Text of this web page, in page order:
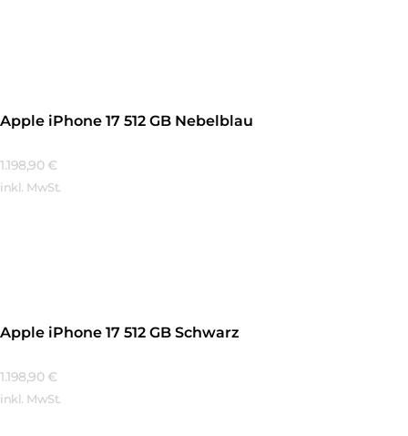
Apple iPhone 17 512 GB Nebelblau
1.198,90 €
inkl. MwSt.
Apple iPhone 17 512 GB Schwarz
1.198,90 €
inkl. MwSt.